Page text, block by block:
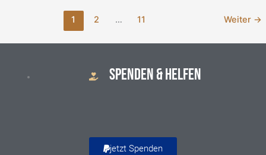
1 2 … 11 Weiter →
SPENDEN & HELFEN
jetzt Spenden